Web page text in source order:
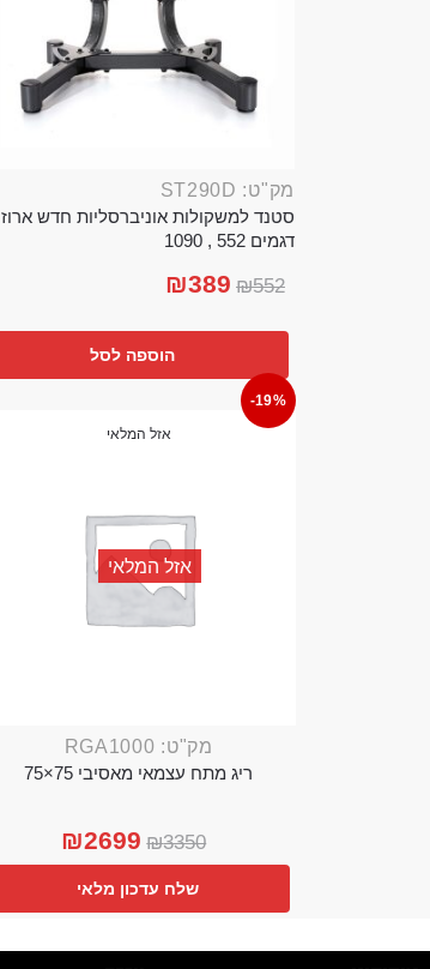
מק"ט: ST290D
סטנד למשקולות אוניברסליות חדש ארוז
דגמים 552 , 1090
₪552
₪389
הוספה לסל
-19%
אזל המלאי
אזל המלאי
מק"ט: RGA1000
ריג מתח עצמאי מאסיבי 75×75
₪3350
₪2699
שלח עדכון מלאי